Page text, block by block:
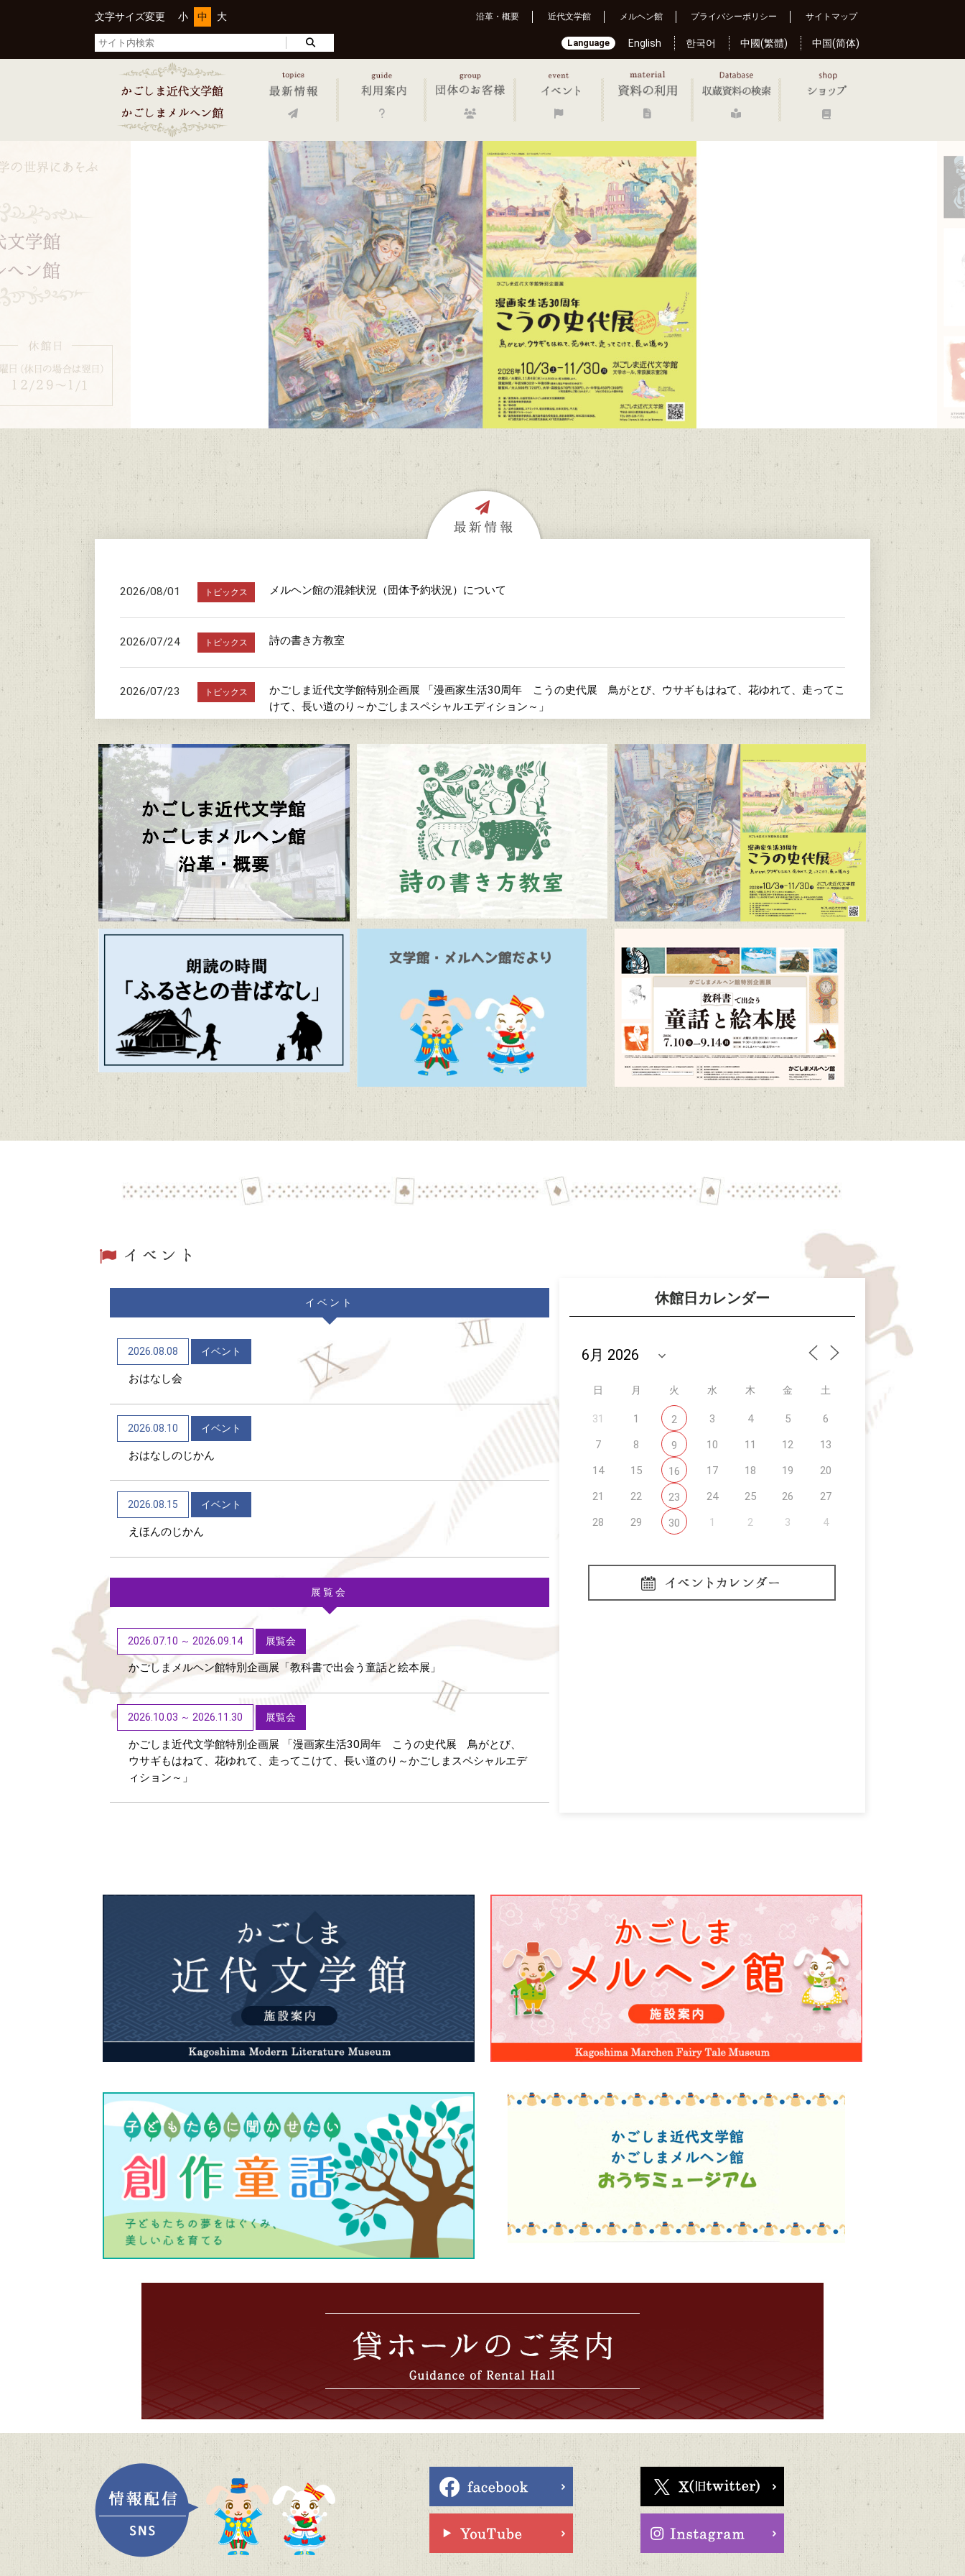
文字サイズ変更 小 中 大 沿革・概要 近代文学館 メルヘン館 プライバシーポリシー サイトマップ
Language English 한국어 中國(繁體) 中国(简体)
2026/08/01 トピックス メルヘン館の混雑状況（団体予約状況）について
2026/07/24 トピックス 詩の書き方教室
2026/07/23 トピックス
かごしま近代文学館特別企画展 「漫画家生活30周年 こうの史代展 鳥がとび、ウサギもはねて、花ゆれて、走ってこ
けて、長い道のり～かごしまスペシャルエディション～」
2026/07/20 トピックス 朗読の時間「ふるさとの昔ばなし」
2026/07/19 トピックス 駐車場および周辺道路混雑のお知らせ
2026/06/20 トピックス 「文学館・メルヘン館だより」(隔月発行)
2026/06/06 トピックス かごしまメルヘン館特別企画展「教科書で出会う童話と絵本展」（7/10～9/14）
かごしま近代文学館 企画展「Let’s go to the mountains！～作家×山～」（12/9～R9/6/21）
2026/06/04 トピックス かごしま近代文学館 テーマ展「向田邦子日本を旅する～Bon Voyage～」（11/1～R9/3/15）
2026/06/01 トピックス 第48回「子どもたちに聞かせたい創作童話」作品募集【6/1~9/11迄】
イベント
2026.08.08 イベント
おはなし会
2026.08.10 イベント
おはなしのじかん
2026.08.15 イベント
えほんのじかん
展覧会
2026.07.10 ～ 2026.09.14 展覧会
かごしまメルヘン館特別企画展「教科書で出会う童話と絵本展」
2026.10.03 ～ 2026.11.30 展覧会
かごしま近代文学館特別企画展 「漫画家生活30周年 こうの史代展 鳥がとび、
ウサギもはねて、花ゆれて、走ってこけて、長い道のり～かごしまスペシャルエデ
ィション～」
休館日カレンダー
日 月 火 水 木 金 土
31 1 2 3 4 5
6
7
8 9 10 11 12
13
14
15 16 17 18 19
20
21
22 23 24 25 26
27
28
29 30 1 2 3 4